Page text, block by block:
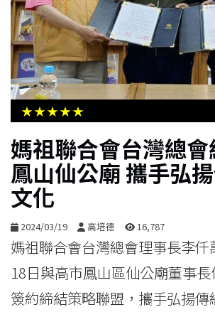
居
家
生
活
合
影
音
購
物
★★★★★
媽祖聯合會台灣總
鳳山仙公廟 攜手弘
文化
2024/03/19 高培德 16,787
媽祖聯合會台灣總會理事長李仟
18日與高市鳳山區仙公廟董事
簽約締結策略聯盟，攜手弘揚傳